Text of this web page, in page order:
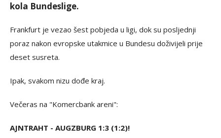
kola Bundeslige.
Frankfurt je vezao šest pobjeda u ligi, dok su posljednji
poraz nakon evropske utakmice u Bundesu doživijeli prije
deset susreta.
Ipak, svakom nizu dođe kraj.
Večeras na "Komercbank areni":
AJNTRAHT - AUGZBURG 1:3 (1:2)!